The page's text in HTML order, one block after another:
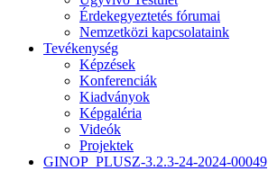
Érdekegyeztetés fórumai
Nemzetközi kapcsolataink
Tevékenység
Képzések
Konferenciák
Kiadványok
Képgaléria
Videók
Projektek
GINOP_PLUSZ-3.2.3-24-2024-00049